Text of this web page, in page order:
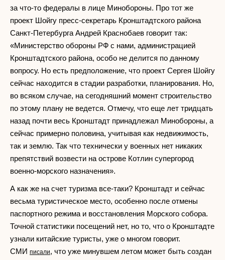
за что-то федералы в лице Минобороны. Про тот же
проект Шойгу пресс-секретарь Кронштадтского района
Санкт-Петербурга Андрей Краснобаев говорит так:
«Министерство обороны РФ с нами, администрацией
Кронштадтского района, особо не делится по данному
вопросу. Но есть предположение, что проект Сергея Шойгу
сейчас находится в стадии разработки, планирования. Но,
во всяком случае, на сегодняшний момент строительство
по этому плану не ведется. Отмечу, что еще лет тридцать
назад почти весь Кронштадт принадлежал Минобороны, а
сейчас примерно половина, учитывая как недвижимость,
так и землю. Так что технически у военных нет никаких
препятствий возвести на острове Котлин супергород
военно-морского назначения».
А как же на счет туризма все-таки? Кронштадт и сейчас
весьма туристическое место, особенно после отмены
паспортного режима и восстановления Морского собора.
Точной статистики посещений нет, но то, что о Кронштадте
узнали китайские туристы, уже о многом говорит.
СМИ писали, что уже минувшем летом может быть создан